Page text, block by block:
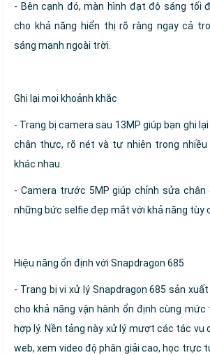
- Bên cạnh đó, màn hình đạt độ sáng tối
cho khả năng hiển thị rõ ràng ngay cả
sáng mạnh ngoài trời.
Ghi lại mọi khoảnh khắc
- Trang bị camera sau 13MP giúp bạn ghi
chân thực, rõ nét và tự nhiên trong nhiều
khác nhau.
- Camera trước 5MP giúp chỉnh sửa
những bức selfie đẹp mắt với khả năng tùy
Hiệu năng ổn định với Snapdragon 685
- Trang bị vi xử lý Snapdragon 685 sản
cho khả năng vận hành ổn định cùng
hợp lý. Nền tảng này xử lý mượt các tác vụ
web, xem video độ phân giải cao, học trực